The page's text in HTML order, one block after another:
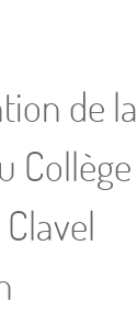
de la
Collège